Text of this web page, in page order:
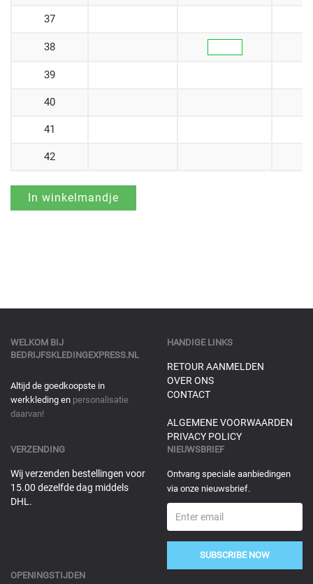
37
38
39
40
41
42
WELKOM BIJ
BEDRIJFSKLEDINGEXPRESS.NL
Altijd de goedkoopste in
werkkleding en personalisatie
daarvan!
HANDIGE LINKS
RETOUR AANMELDEN
OVER ONS
CONTACT
ALGEMENE VOORWAARDEN
PRIVACY POLICY
VERZENDING
Wij verzenden bestellingen voor
15.00 dezelfde dag middels
DHL.
NIEUWSBRIEF
Ontvang speciale aanbiedingen
via onze nieuwsbrief.
SUBSCRIBE NOW
OPENINGSTIJDEN